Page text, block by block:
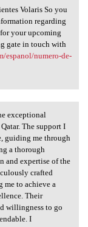
a
Volaris So you
regarding
your upcoming
gate in touch with
espanol/numero-de-
for
exceptional
The support I
guiding me through
a thorough
and expertise of the
crafted
me to achieve a
Their
willingness to go
I